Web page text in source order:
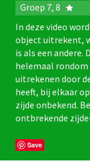
Groep 7, 8
In deze video
object uitrekent,
is als een andere.
helemaal rondom
uitrekenen door
heeft, bij elkaar
zijde onbekend.
ontbrekende
Save